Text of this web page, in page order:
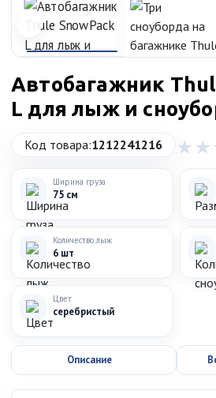
Автобагажник
L для лыж и
Код товара:1212241216
Ширина груза
75 см
Количество лыж
6 шт
Цвет
серебристый
Описание